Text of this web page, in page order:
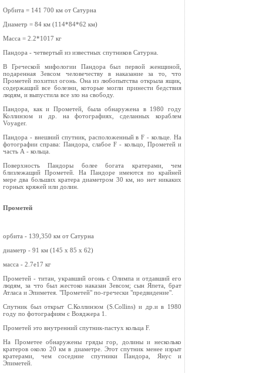
Орбита = 141 700 км от Сатурна
Диаметр = 84 км (114*84*62 км)
Масса = 2.2*1017 кг
Пандора - четвертый из известных спутников Сатурна.
В Греческой мифологии Пандора был первой женщиной,
подаренная Зевсом человечеству в наказание за то, что
Прометей похитил огонь. Она из любопытства открыла ящик,
содержащий все болезни, которые могли принести бедствия
людям, и выпустила все зло на свободу.
Пандора, как и Прометей, была обнаружена в 1980 году
Коллинзом и др. на фотографиях, сделанных кораблем
Voyager.
Пандора - внешний спутник, расположенный в F - кольце. На
фотографии справа: Пандора, слабое F - кольцо, Прометей и
часть А - кольца.
Поверхность Пандоры более богата кратерами, чем
близлежащий Прометей. На Пандоре имеются по крайней
мере два больших кратера диаметром 30 км, но нет никаких
горных кряжей или долин.
Прометей
орбита - 139,350 км от Сатурна
диаметр - 91 км (145 x 85 x 62)
масса - 2.7e17 кг
Прометей - титан, укравший огонь с Олимпа и отдавший его
людям, за что был жестоко наказан Зевсом; сын Япета, брат
Атласа и Эпиметея. "Прометей" по-гречески "предвидение".
Спутник был открыт С.Коллинзом (S.Collins) и др.и в 1980
году по фотографиям с Вояджера 1.
Прометей это внутренний спутник-пастух кольца F.
На Прометее обнаружены гряды гор, долины и несколько
кратеров около 20 км в диаметре. Этот спутник менее изрыт
кратерами, чем соседние спутники Пандора, Янус и
Эпиметей.